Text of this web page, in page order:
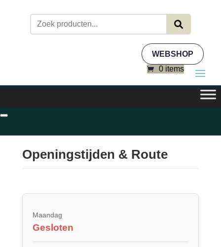
WEBSHOP
0 items
Openingstijden & Route
Maandag
Gesloten